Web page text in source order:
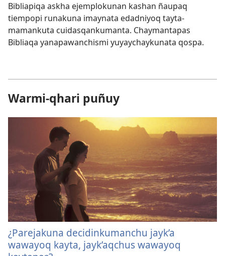
Bibliapiqa askha ejemplokunan kashan ñaupaq
tiempopi runakuna imaynata edadniyoq tayta-
mamankuta cuidasqankumanta. Chaymantapas
Bibliaqa yanapawanchismi yuyaychaykunata qospa.
Warmi-qhari puñuy
¿Parejakuna decidinkumanchu jayk’a
wawayoq kayta, jayk’aqchus wawayoq